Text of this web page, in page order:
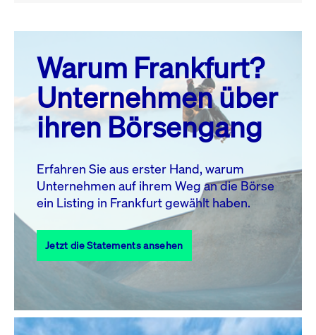
August 26
MO. DI. MI. DO. FR. SA. SO.
1
2
3
4 5 6 7 8
10 11 13 14
17
18 19 20 21 22
23
27 28
31
Alle Events
Warum Frankfurt?
Unternehmen über
ihren Börsengang
Erfahren Sie aus erster Hand, warum
Unternehmen auf ihrem Weg an die Börse
ein Listing in Frankfurt gewählt haben.
Jetzt die Statements ansehen